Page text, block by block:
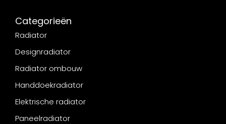
Categorieën
Radiator
Designradiator
Radiator ombouw
Handdoekradiator
Elektrische radiator
Paneelradiator